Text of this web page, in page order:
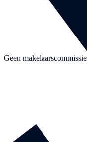
Geen makelaarscommissie